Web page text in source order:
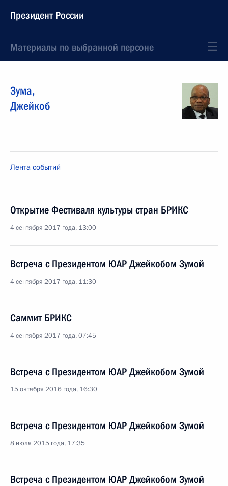
Президент России
Материалы по выбранной персоне
Зума,
Джейкоб
Лента событий
Открытие Фестиваля культуры стран БРИКС
4 сентября 2017 года, 13:00
Встреча с Президентом ЮАР Джейкобом Зумой
4 сентября 2017 года, 11:30
Саммит БРИКС
4 сентября 2017 года, 07:45
Встреча с Президентом ЮАР Джейкобом Зумой
15 октября 2016 года, 16:30
Встреча с Президентом ЮАР Джейкобом Зумой
8 июля 2015 года, 17:35
Встреча с Президентом ЮАР Джейкобом Зумой